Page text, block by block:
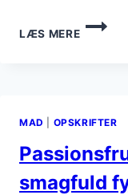
LÆS MEREI
SMAG
MAD OPSKRIFTER
smagfuld